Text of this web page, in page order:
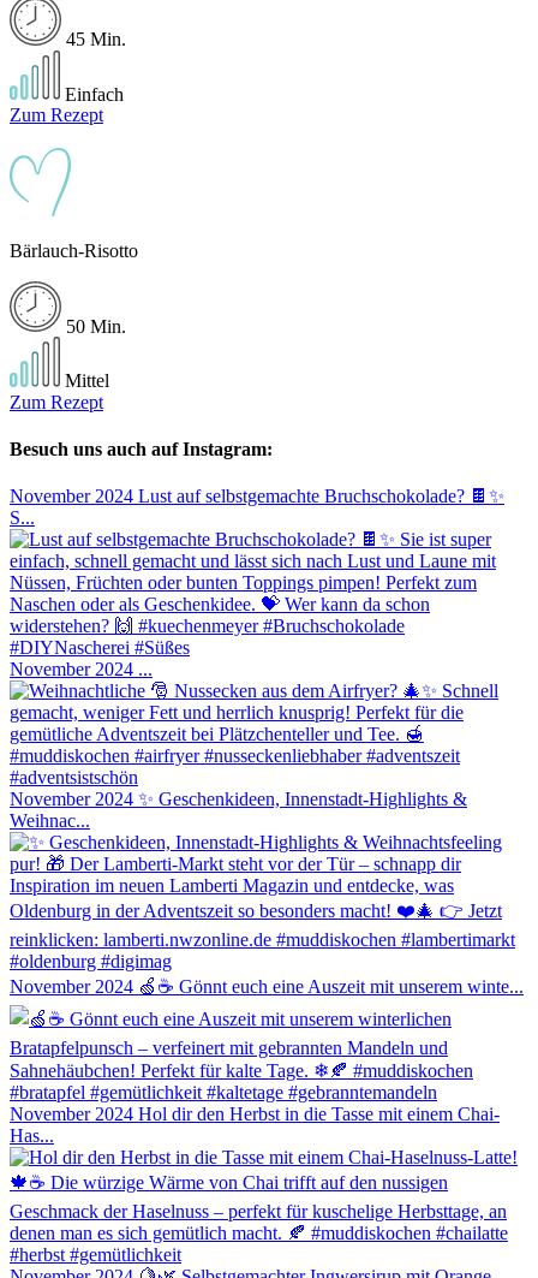
45 Min.
Einfach
Zum Rezept
Bärlauch-Risotto
50 Min.
Mittel
Zum Rezept
Besuch uns auch auf Instagram:
November 2024 Lust auf selbstgemachte Bruchschokolade? 🍫✨
S...
November 2024 ...
November 2024 ✨ Geschenkideen, Innenstadt-Highlights &
Weihnac...
November 2024 🍏☕ Gönnt euch eine Auszeit mit unserem winte...
November 2024 Hol dir den Herbst in die Tasse mit einem Chai-
Has...